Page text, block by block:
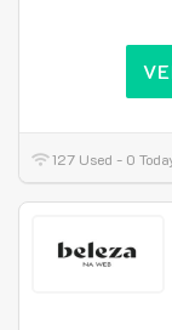
127 Used - 0